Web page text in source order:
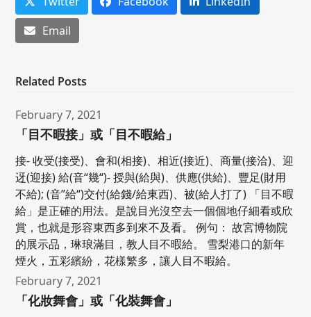
Email
Related Posts
February 7, 2021
「目不暇接」或「目不暇給」
接- 收受(接受)、會和(相接)、相近(接近)、商量(接洽)、迎
迓(迎接) 給(音“幾“)- 授與(給與)、供應(供給)、豐足(財用
不給); (音”給“)交付(給錢/給東西)、被(給人打了) 「目不暇
給」是正確的用法。是說目光沒空去一個個地仔細看或欣
賞，也就是形容東西多到來不及看。 例句： 故宮博物院
的展示品，琳琅滿目，教人目不暇給。 雪梨港口的新年
煙火，五彩繽紛，花樣繁多，讓人目不暇給。
February 7, 2021
「化妝舞會」或「化裝舞會」